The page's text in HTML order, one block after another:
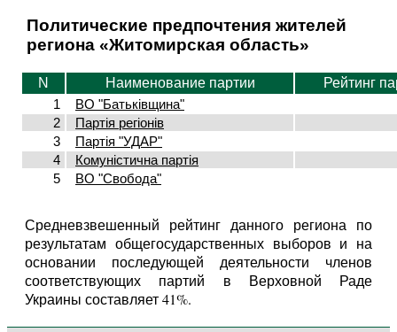
Политические предпочтения жителей
региона «Житомирская область»
N Наименование партии
Рейтинг
1
ВО "Батьківщина"
2
Партія регіонів
3
Партія "УДАР"
4
Комуністична партія
5
ВО "Свобода"
Средневзвешенный рейтинг данного региона по
результатам общегосударственных выборов и на
основании последующей деятельности членов
соответствующих партий в Верховной Раде
Украины составляет 41%.